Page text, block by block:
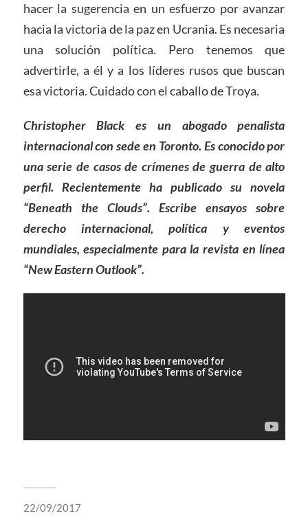
hacer la sugerencia en un esfuerzo por avanzar
hacia la victoria de la paz en Ucrania. Es necesaria
una solución política. Pero tenemos que
advertirle, a él y a los líderes rusos que buscan
esa victoria. Cuidado con el caballo de Troya.
Christopher Black es un abogado penalista
internacional con sede en Toronto. Es conocido por
una serie de casos de crímenes de guerra de alto
perfil. Recientemente ha publicado su novela
“Beneath the Clouds”. Escribe ensayos sobre
derecho internacional, política y eventos
mundiales, especialmente para la revista en línea
“New Eastern Outlook”.
22/09/2017